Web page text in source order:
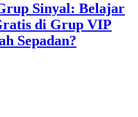
Sinyal: Belajar
di Grup VIP
Sepadan?